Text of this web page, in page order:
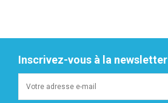
Inscrivez-vous à la newsletter